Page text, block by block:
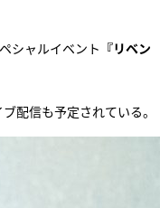
シャルイベント 『リベン
配信も予定されている。